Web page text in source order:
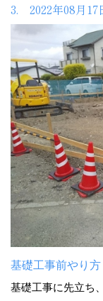
3. 2022年08月17
基礎工事前やり方
基礎工事に先立ち